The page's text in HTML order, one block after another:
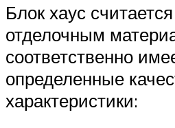
Блок хаус
отделочным
соответственно
определенные
характеристики: